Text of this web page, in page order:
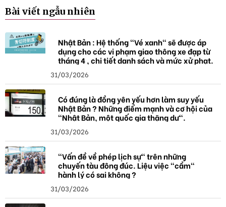
k
h
a
Bài viết ngẫu nhiên
Nhật Bản : Hệ thống "Vé xanh" sẽ được áp
dụng cho các vi phạm giao thông xe đạp từ
tháng 4 , chi tiết danh sách và mức xử phạt.
31/03/2026
Có đúng là đồng yên yếu hơn làm suy yếu
Nhật Bản ? Những điểm mạnh và cơ hội của
"Nhật Bản, một quốc gia thặng dư".
31/03/2026
"Vấn đề về phép lịch sự" trên những
chuyến tàu đông đúc. Liệu việc "cầm"
hành lý có sai không ?
31/03/2026